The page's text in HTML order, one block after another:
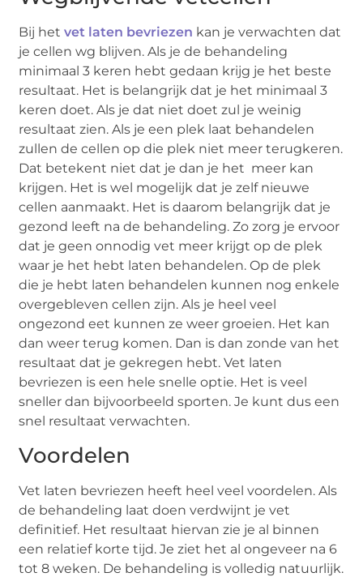
Bij hetvet laten bevriezen kan je verwachten dat
je cellen wg blijven. Als je de behandeling
minimaal 3 keren hebt gedaan krijg je het beste
resultaat. Het is belangrijk dat je het minimaal 3
keren doet. Als je dat niet doet zul je weinig
resultaat zien. Als je een plek laat behandelen
zullen de cellen op die plek niet meer terugkeren.
Dat betekent niet dat je dan je het meer kan
krijgen. Het is wel mogelijk dat je zelf nieuwe
cellen aanmaakt. Het is daarom belangrijk dat je
gezond leeft na de behandeling. Zo zorg je ervoor
dat je geen onnodig vet meer krijgt op de plek
waar je het hebt laten behandelen. Op de plek
die je hebt laten behandelen kunnen nog enkele
overgebleven cellen zijn. Als je heel veel
ongezond eet kunnen ze weer groeien. Het kan
dan weer terug komen. Dan is dan zonde van het
resultaat dat je gekregen hebt. Vet laten
bevriezen is een hele snelle optie. Het is veel
sneller dan bijvoorbeeld sporten. Je kunt dus een
snel resultaat verwachten.
Voordelen
Vet laten bevriezen heeft heel veel voordelen. Als
de behandeling laat doen verdwijnt je vet
definitief. Het resultaat hiervan zie je al binnen
een relatief korte tijd. Je ziet het al ongeveer na 6
tot 8 weken. De behandeling is volledig natuurlijk.